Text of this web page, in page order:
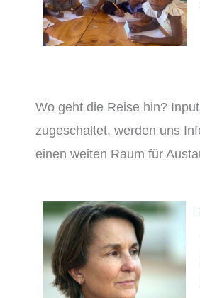
Wo geht die Reise hin?
zugeschaltet, werden uns
einen weiten Raum für